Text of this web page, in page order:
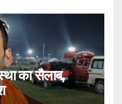
का सैलाब,